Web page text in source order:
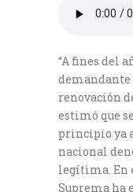
“A fines del
demandante
renovación
estimó que
principio ya
nacional
legítima. En
Suprema ha